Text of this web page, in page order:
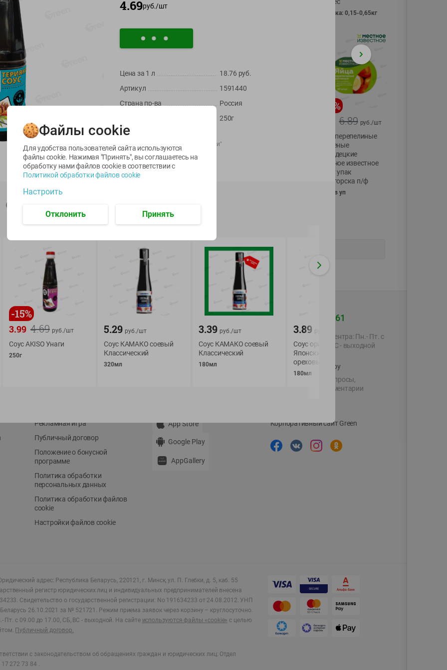
фасовка: 0,15-0,65кг
руб./шт
-22%
Икра
трески
тихоокеанской
деликатесная
Лунское море 120г
ж/б ключ
120г
-17%
сельди
тихоокеанской
Лунское море 120г
-17
11.59
%
6.89 руб./шт
Яйца перепелиные
копченые
Молодецкие
Местное известное
20 шт упак
Солигорска п/ф
20шт в уп
Рекламная игра
Публичный договор
Положение о бонусной
программе
Политика обработки
персональных данных
Политика обработки файлов
cookie
Настройки файлов cookie
Обратная связь
App Store
Google Play
AppGallery
+375 44 560-60-61
Время работы Call-центра: Пн.- Пт. с
09.00 до 17.00, СБ, ВС - выходной
shop@green-market.by
Пишите нам свои вопросы,
предложения и комментарии
Корпоративный сайт Green
адрес: Республика Беларусь, 220121, г. Минск, ул. П. Глебки, д. 5, каб. 55
регистр юридических лиц и индивидуальных предпринимателей внесена
Свидетельство о государственной регистрации: No 191634233 от 24.08.2012. УНП
26.10.2021 за № 521721. Режим приема заявок через корзину – круглосуточно.
Пт. с 09.00 до 17.00, СБ, ВС - выходной. На сайте используются файлы «cookie» с целью
Публичный договор.
с законодательством об обращениях граждан и юридических лиц: Отдел
272 73 84 .
4.69руб./шт
Цена за 1 л 18.76 руб.
Артикул
1591440
Страна пр-ва
Россия
250г
Производитель:
Импортер:
ООО"Караван Камберли"
Штрихкод:4660054720727
Описание товара
-15%
4.69
3.99 руб./шт
Соус AKISO Унаги
250г
5.29 руб./шт
Соус КАМАКО соевый
Классический
320мл
3.39 руб./шт
Соус КАМАКО соевый
Классический
180мл
3.89 руб./
Соус оригинальный
Японский кунжутно-
ореховый КАМАКО
180мл
Файлы cookie
Для удобства пользователей сайта используются
файлы cookie. Нажимая "Принять", вы соглашаетесь на
обработку нами файлов cookie в соответствии с
Политикой обработки файлов cookie
Настроить
Отклонить Принять